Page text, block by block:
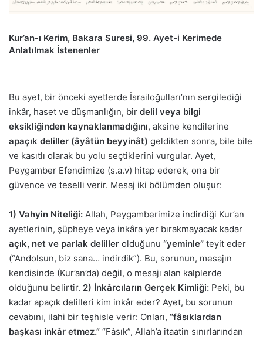
Kur’an-ı Kerim, Bakara Suresi, 99. Ayet-i Kerimede
Anlatılmak İstenenler
Bu ayet, bir önceki ayetlerde İsrailoğulları’nın sergilediği
inkâr, haset ve düşmanlığın, bir delil veya bilgi
eksikliğinden kaynaklanmadığını, aksine kendilerine
apaçık deliller (âyâtün beyyinât) geldikten sonra, bile bile
ve kasıtlı olarak bu yolu seçtiklerini vurgular. Ayet,
Peygamber Efendimize (s.a.v) hitap ederek, ona bir
güvence ve teselli verir. Mesaj iki bölümden oluşur:
1) Vahyin Niteliği: Allah, Peygamberimize indirdiği Kur’an
ayetlerinin, şüpheye veya inkâra yer bırakmayacak kadar
açık, net ve parlak deliller olduğunu “yeminle” teyit eder
(“Andolsun, biz sana… indirdik”). Bu, sorunun, mesajın
kendisinde (Kur’an’da) değil, o mesajı alan kalplerde
olduğunu belirtir. 2) İnkârcıların Gerçek Kimliği: Peki, bu
kadar apaçık delilleri kim inkâr eder? Ayet, bu sorunun
cevabını, ilahi bir teşhisle verir: Onları, “fâsıklardan
başkası inkâr etmez.” “Fâsık”, Allah’a itaatin sınırlarından